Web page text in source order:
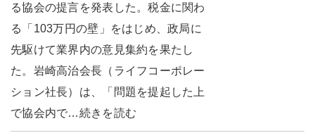
る協会の提言を発表した。税金に関わ
る「103万円の壁」をはじめ、政局に
先駆けて業界内の意見集約を果たし
た。岩崎高治会長（ライフコーポレー
ション社長）は、「問題を提起した上
で協会内で…続きを読む